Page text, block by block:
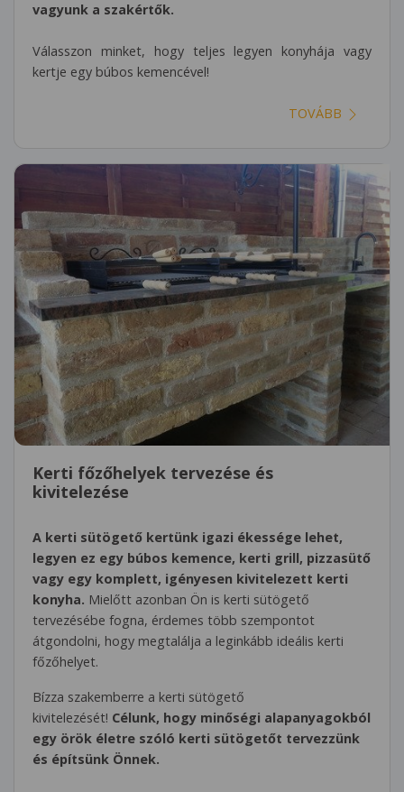
vagyunk a szakértők.
Válasszon minket, hogy teljes legyen konyhája vagy
kertje egy búbos kemencével!
TOVÁBB
Kerti főzőhelyek tervezése és
kivitelezése
A kerti sütögető kertünk igazi ékessége lehet,
legyen ez egy búbos kemence, kerti grill, pizzasütő
vagy egy komplett, igényesen kivitelezett kerti
konyha. Mielőtt azonban Ön is kerti sütögető
tervezésébe fogna, érdemes több szempontot
átgondolni, hogy megtalálja a leginkább ideális kerti
főzőhelyet.
Bízza szakemberre a kerti sütögető
kivitelezését! Célunk, hogy minőségi alapanyagokból
egy örök életre szóló kerti sütögetőt tervezzünk
és építsünk Önnek.